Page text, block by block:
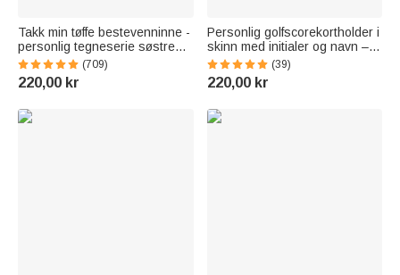
Takk min tøffe bestevenninne -
personlig tegneserie søstre
leopardtrykk kaste teppe
bursdagsgave
(709)
220,00 kr
Personlig golfscorekortholder i
skinn med initialer og navn –
en gave til bursdagen eller
kampdagen for en mann som
elsker golf
(39)
220,00 kr